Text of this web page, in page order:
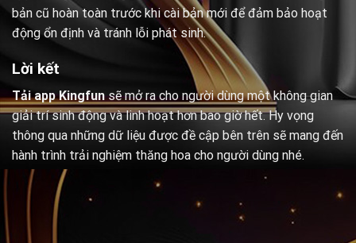
bản cũ hoàn toàn trước khi cài bản mới để đảm bảo hoạt
động ổn định và tránh lỗi phát sinh.
Lời kết
Tải app Kingfunsẽ mở ra cho người dùng một không gian
giải trí sinh động và linh hoạt hơn bao giờ hết. Hy vọng
thông qua những dữ liệu được đề cập bên trên sẽ mang đến
hành trình trải nghiệm thăng hoa cho người dùng nhé.